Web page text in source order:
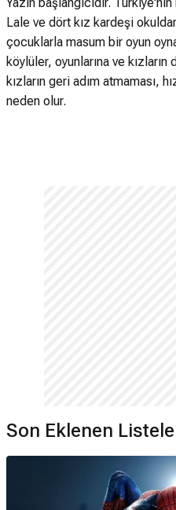
Lale ve dört kız kardeşi
çocuklarla masum bir oyun
köylüler, oyunlarına ve kızların
kızların geri adım atmaması,
neden olur.
Son Eklenen